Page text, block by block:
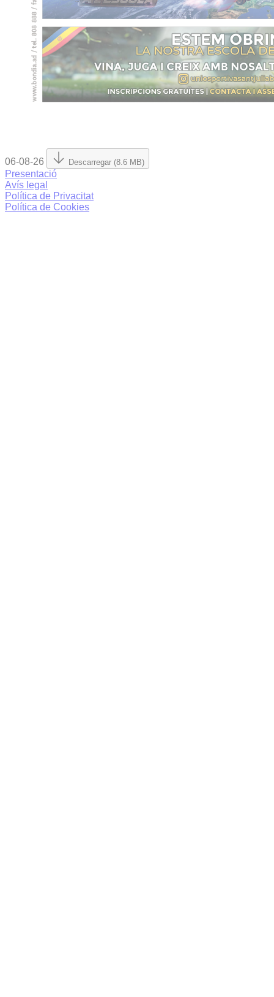
06-08-26 Descarregar (8.6 MB)
Presentació
Avís legal
Política de Privacitat
Política de Cookies